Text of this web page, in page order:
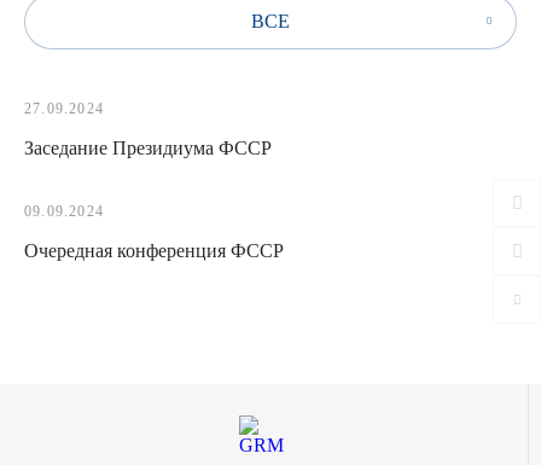
ВСЕ
27.09.2024
Заседание Президиума ФССР
09.09.2024
Очередная конференция ФССР